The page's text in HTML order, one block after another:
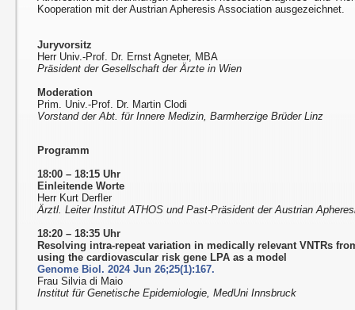
Kooperation mit der Austrian Apheresis Association ausgezeichnet.
Juryvorsitz
Herr Univ.-Prof. Dr. Ernst Agneter, MBA
Präsident der Gesellschaft der Ärzte in Wien
Moderation
Prim. Univ.-Prof. Dr. Martin Clodi
Vorstand der Abt. für Innere Medizin, Barmherzige Brüder Linz
Programm
18:00 – 18:15 Uhr
Einleitende Worte
Herr Kurt Derfler
Ärztl. Leiter Institut ATHOS und Past-Präsident der Austrian
18:20 – 18:35 Uhr
Resolving intra-repeat variation in medically relevant VNTRs
using the cardiovascular risk gene LPA as a model
Genome Biol. 2024 Jun 26;25(1):167.
Frau Silvia di Maio
Institut für Genetische Epidemiologie, MedUni Innsbruck